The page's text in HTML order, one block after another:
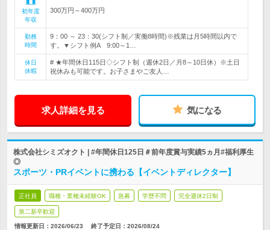
初年度
年収
300万円～400万円
勤務
時間
9：00 ～ 23：30(シフト制／実働8時間)※残業は月5時間以内で
す。▼シフト例A 9:00～1…
休日
休暇
# ★年間休日115日◇シフト制（週休2日／月8～10日休）※土日
祝休みも可能です。お子さまやご友人…
求人詳細を見る 気になる
株式会社シミズオクト | #年間休日125日＃前年度賞与実績5ヵ月#福利厚生
◎
スポーツ・PRイベントに携わる【イベントディレクター】
正社員 職種・業種未経験OK 急募 学歴不問 完全週休2日制
第二新卒歓迎
情報更新日：2026/06/23 終了予定日： 2026/08/24